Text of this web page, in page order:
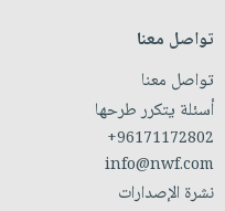
تواصل معنا
تواصل معنا
أسئلة يتكرر طرحها
+96171172802
info@nwf.com
نشرة الإصدارات